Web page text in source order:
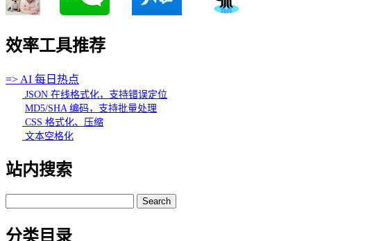
效率工具推荐
=> AI 每日热点
JSON 在线格式化，支持错误定位
MD5/SHA 编码，支持批量处理
CSS 格式化、压缩
文本空格化
站内搜索
for:
分类目录